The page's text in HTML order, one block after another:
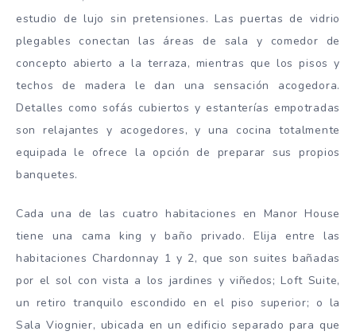
estudio de lujo sin pretensiones. Las puertas de vidrio
plegables conectan las áreas de sala y comedor de
concepto abierto a la terraza, mientras que los pisos y
techos de madera le dan una sensación acogedora.
Detalles como sofás cubiertos y estanterías empotradas
son relajantes y acogedores, y una cocina totalmente
equipada le ofrece la opción de preparar sus propios
banquetes.
Cada una de las cuatro habitaciones en Manor House
tiene una cama king y baño privado. Elija entre las
habitaciones Chardonnay 1 y 2, que son suites bañadas
por el sol con vista a los jardines y viñedos; Loft Suite,
un retiro tranquilo escondido en el piso superior; o la
Sala Viognier, ubicada en un edificio separado para que